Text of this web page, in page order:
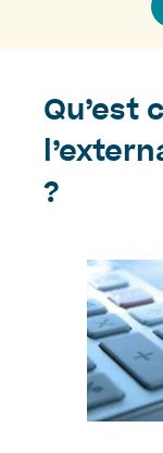
Qu’est
?